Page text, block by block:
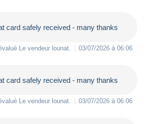
card safely received - many thanks
Le vendeur lounat. 03/07/2026 à 06:06
card safely received - many thanks
Le vendeur lounat. 03/07/2026 à 06:06